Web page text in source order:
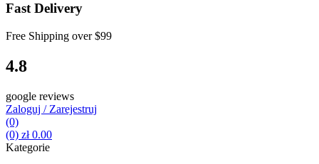
Fast Delivery
Free Shipping over$99
4.8
google reviews
Zaloguj / Zarejestruj
(0)
(0) zł0.00
Kategorie